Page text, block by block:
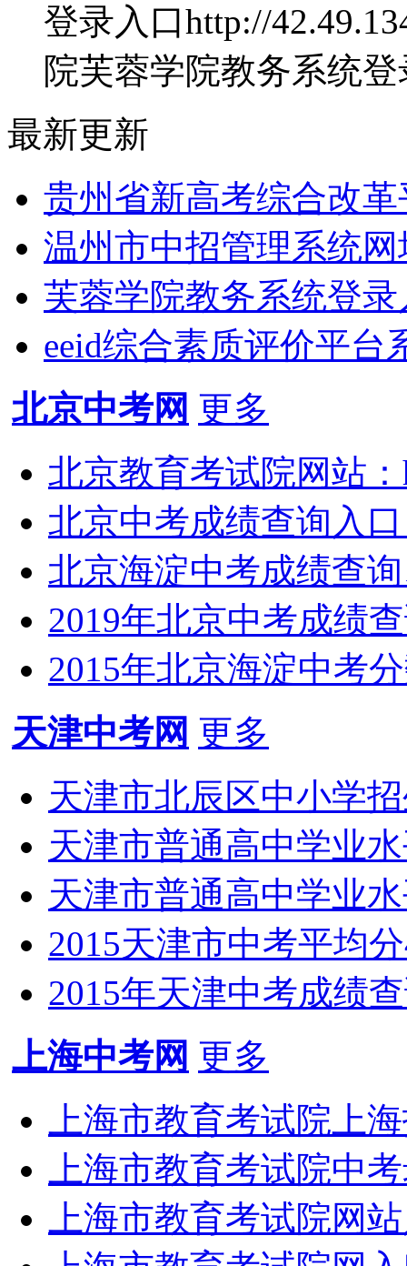
登录入口http://
院芙蓉学院教务系统登
最新更新
贵州省新高考综合改
温州市中招管理系统网
芙蓉学院教务系统登
eeid综合素质评价平台
北京中考网 更多
北京教育考试院网站：
北京中考成绩查询入口
北京海淀中考成绩查
2019年北京中考成绩
2015年北京海淀中考
天津中考网 更多
天津市北辰区中小学
天津市普通高中学业
天津市普通高中学业
2015天津市中考平均
2015年天津中考成绩
上海中考网 更多
上海市教育考试院上
上海市教育考试院中
上海市教育考试院网